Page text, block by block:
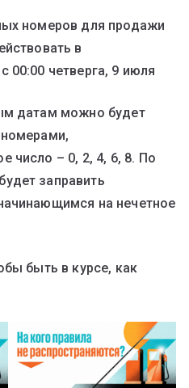
номеров для продажи
в
00:00 четверга, 9 июля
датам можно будет
число – 0, 2, 4, 6, 8. По
заправить
на нечетное
быть в курсе, как